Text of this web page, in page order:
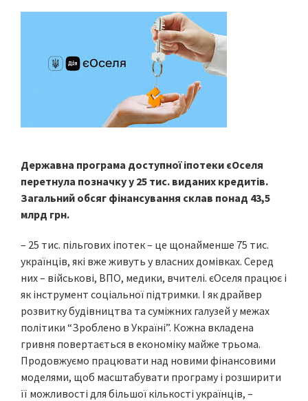
Державна програма доступної іпотеки єОселя
перетнула позначку у 25 тис. виданих кредитів.
Загальний обсяг фінансування склав понад 43,5
млрд грн.
– 25 тис. пільгових іпотек – це щонайменше 75 тис.
українців, які вже живуть у власних домівках. Серед
них – військові, ВПО, медики, вчителі. єОселя працює і
як інструмент соціальної підтримки. І як драйвер
розвитку будівництва та суміжних галузей у межах
політики “Зроблено в Україні”. Кожна вкладена
гривня повертається в економіку майже трьома.
Продовжуємо працювати над новими фінансовими
моделями, щоб масштабувати програму і розширити
її можливості для більшої кількості українців, –